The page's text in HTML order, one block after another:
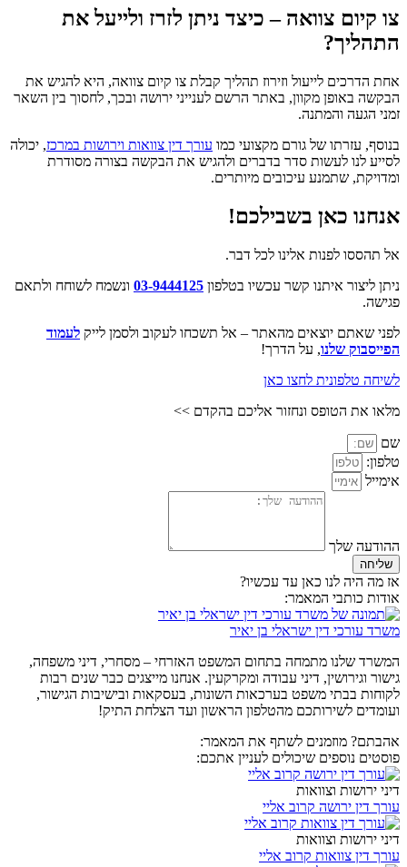
צו קיום צוואה – כיצד ניתן לזרז ולייעל את
התהליך?
אחת הדרכים לייעול וזירוז תהליך קבלת צו קיום צוואה, היא להגיש את
הבקשה באופן מקוון, באתר הרשם לענייני ירושה ובכך, לחסוך בין השאר
זמני הגעה והמתנה.
בנוסף, עזרתו של גורם מקצועי כמו עורך דין צוואות וירושות במרכז, יכולה
לסייע לנו לעשות סדר בדברים ולהגיש את הבקשה בצורה מסודרת
ומדויקת, שתמנע עיכובים מיותרים.
אנחנו כאן בשבילכם!
אל תהססו לפנות אלינו לכל דבר.
ניתן ליצור איתנו קשר עכשיו בטלפון 03-9444125 ונשמח לשוחח ולתאם
פגישה.
לפני שאתם יוצאים מהאתר – אל תשכחו לעקוב ולסמן לייק לעמוד
הפייסבוק שלנו, על הדרך!
לשיחה טלפונית לחצו כאן
מלאו את הטופס ונחזור אליכם בהקדם >>
שם
טלפון:
אימייל
ההודעה שלך
שליחה
אז מה היה לנו כאן עד עכשיו?
אודות כותבי המאמר:
משרד עורכי דין ישראלי בן יאיר
המשרד שלנו מתמחה בתחום המשפט האזרחי – מסחרי, דיני משפחה,
גישור וגירושין, דיני עבודה ומקרקעין. אנחנו מייצגים כבר שנים רבות
לקוחות בבתי משפט בערכאות השונות, בעסקאות ובישיבות הגישור,
ועומדים לשירותכם מהטלפון הראשון ועד הצלחת התיק!
אהבתם? מוזמנים לשתף את המאמר:
פוסטים נוספים שיכולים לעניין אתכם:
דיני ירושות וצוואות
עורך דין ירושה קרוב אליי
דיני ירושות וצוואות
עורך דין צוואות קרוב אליי